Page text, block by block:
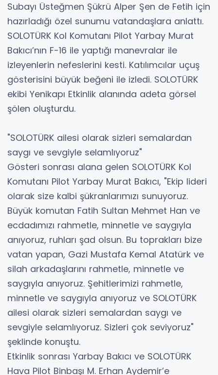
Subayı Üsteğmen Şükrü Alper Şen de Fetih için
hazırladığı özel sunumu vatandaşlara anlattı.
SOLOTÜRK Kol Komutanı Pilot Yarbay Murat
Bakıcı’nın F-16 ile yaptığı manevralar ile
izleyenlerin nefeslerini kesti. Katılımcılar uçuş
gösterisini büyük beğeni ile izledi. SOLOTÜRK
ekibi Yenikapı Etkinlik alanında adeta görsel
şölen oluşturdu.
"SOLOTÜRK ailesi olarak sizleri semalardan
saygı ve sevgiyle selamlıyoruz"
Gösteri sonrası alana gelen SOLOTÜRK Kol
Komutanı Pilot Yarbay Murat Bakıcı, "Ekip lideri
olarak size kalbi şükranlarımızı sunuyoruz.
Büyük komutan Fatih Sultan Mehmet Han ve
ecdadımızı rahmetle, minnetle ve saygıyla
anıyoruz, ruhları şad olsun. Bu toprakları bize
vatan yapan, Gazi Mustafa Kemal Atatürk ve
silah arkadaşlarını rahmetle, minnetle ve
saygıyla anıyoruz. Şehitlerimizi rahmetle,
minnetle ve saygıyla anıyoruz ve SOLOTÜRK
ailesi olarak sizleri semalardan saygı ve
sevgiyle selamlıyoruz. Sizleri çok seviyoruz"
şeklinde konuştu.
Etkinlik sonrası Yarbay Bakıcı ve SOLOTÜRK
Hava Pilot Binbaşı M. Erhan Aydemir’e